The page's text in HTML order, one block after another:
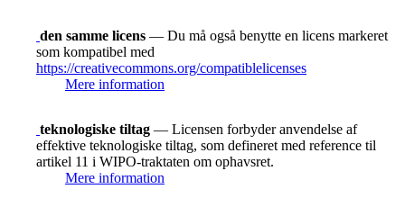
den samme licens — Du må også benytte en licens markeret
som kompatibel med
https://creativecommons.org/compatiblelicenses
Mere information
teknologiske tiltag — Licensen forbyder anvendelse af
effektive teknologiske tiltag, som defineret med reference til
artikel 11 i WIPO-traktaten om ophavsret.
Mere information